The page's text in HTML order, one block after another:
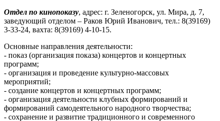
Отдел по кинопоказу, адрес: г. Зеленогорск, ул. Мира, д. 7,
заведующий отделом – Раков Юрий Иванович, тел.: 8(39169)
3-33-24, вахта: 8(39169) 4-10-15.
Основные направления деятельности:
- показ (организация показа) концертов и концертных
программ;
- организация и проведение культурно-массовых
мероприятий;
- создание концертов и концертных программ;
- организация деятельности клубных формирований и
формирований самодеятельного народного творчества;
- сохранение и развитие традиционного и современного